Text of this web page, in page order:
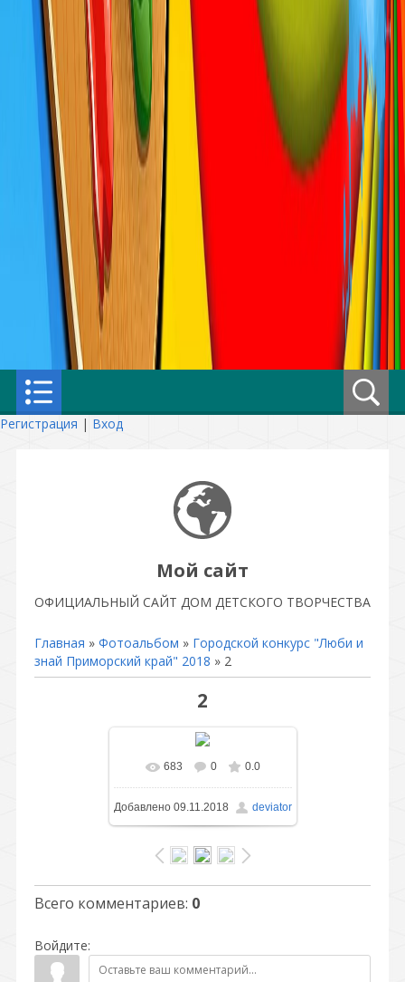
Регистрация | Вход
Мой сайт
ОФИЦИАЛЬНЫЙ САЙТ ДОМ ДЕТСКОГО ТВОРЧЕСТВА
Главная » Фотоальбом » Городской конкурс "Люби и
знай Приморский край" 2018 » 2
2
В реальном размере
344x559/ 71.7Kb
683 0 0.0
Добавлено09.11.2018 deviator
Всего комментариев: 0
Войдите: